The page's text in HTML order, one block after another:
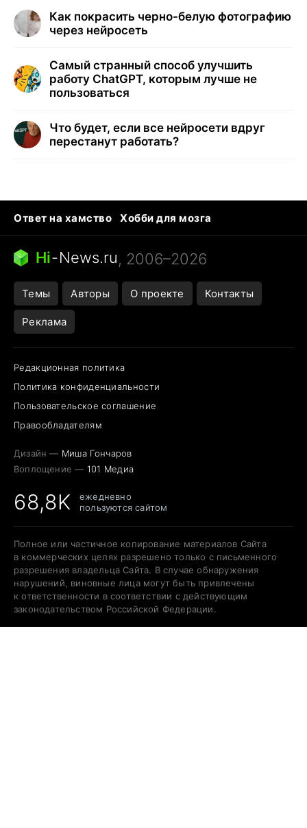
Как покрасить черно-белую фотографию
через нейросеть
Самый странный способ улучшить
работу ChatGPT, которым лучше не
пользоваться
Что будет, если все нейросети вдруг
перестанут работать?
Ответ на хамство
Хобби для мозга
Бензин 100 и 95
Тунцы в океанариуме
Следующая пандемия
Hi-News.ru, 2006–2026
Темы Авторы О проекте Контакты
Реклама
Редакционная политика
Политика конфиденциальности
Пользовательское соглашение
Правообладателям
Дизайн — Миша Гончаров
Воплощение — 101 Медиа
68,8K
ежедневно
пользуются сайтом
Полное или частичное копирование материалов Сайта
в коммерческих целях разрешено только с письменного
разрешения владельца Сайта. В случае обнаружения
нарушений, виновные лица могут быть привлечены
к ответственности в соответствии с действующим
законодательством Российской Федерации.